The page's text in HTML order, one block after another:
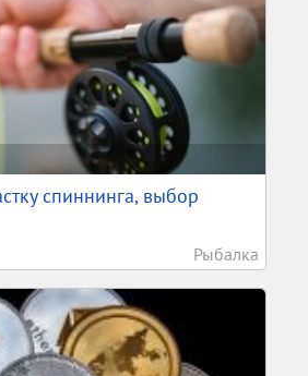
спиннинга, выбор
Рыбалка